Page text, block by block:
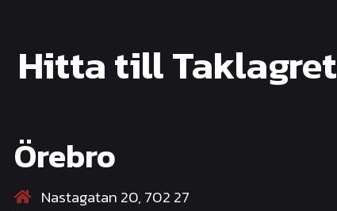
Hitta till Taklagret
Örebro
Nastagatan 20, 702 27